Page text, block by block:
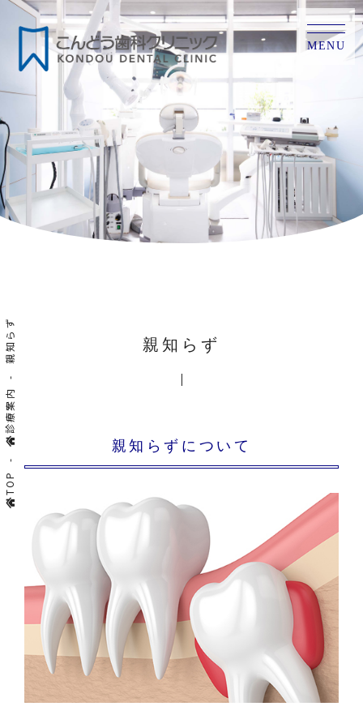
MENU
TOP
診療案内
親知らず 親知らず
親知らずについて